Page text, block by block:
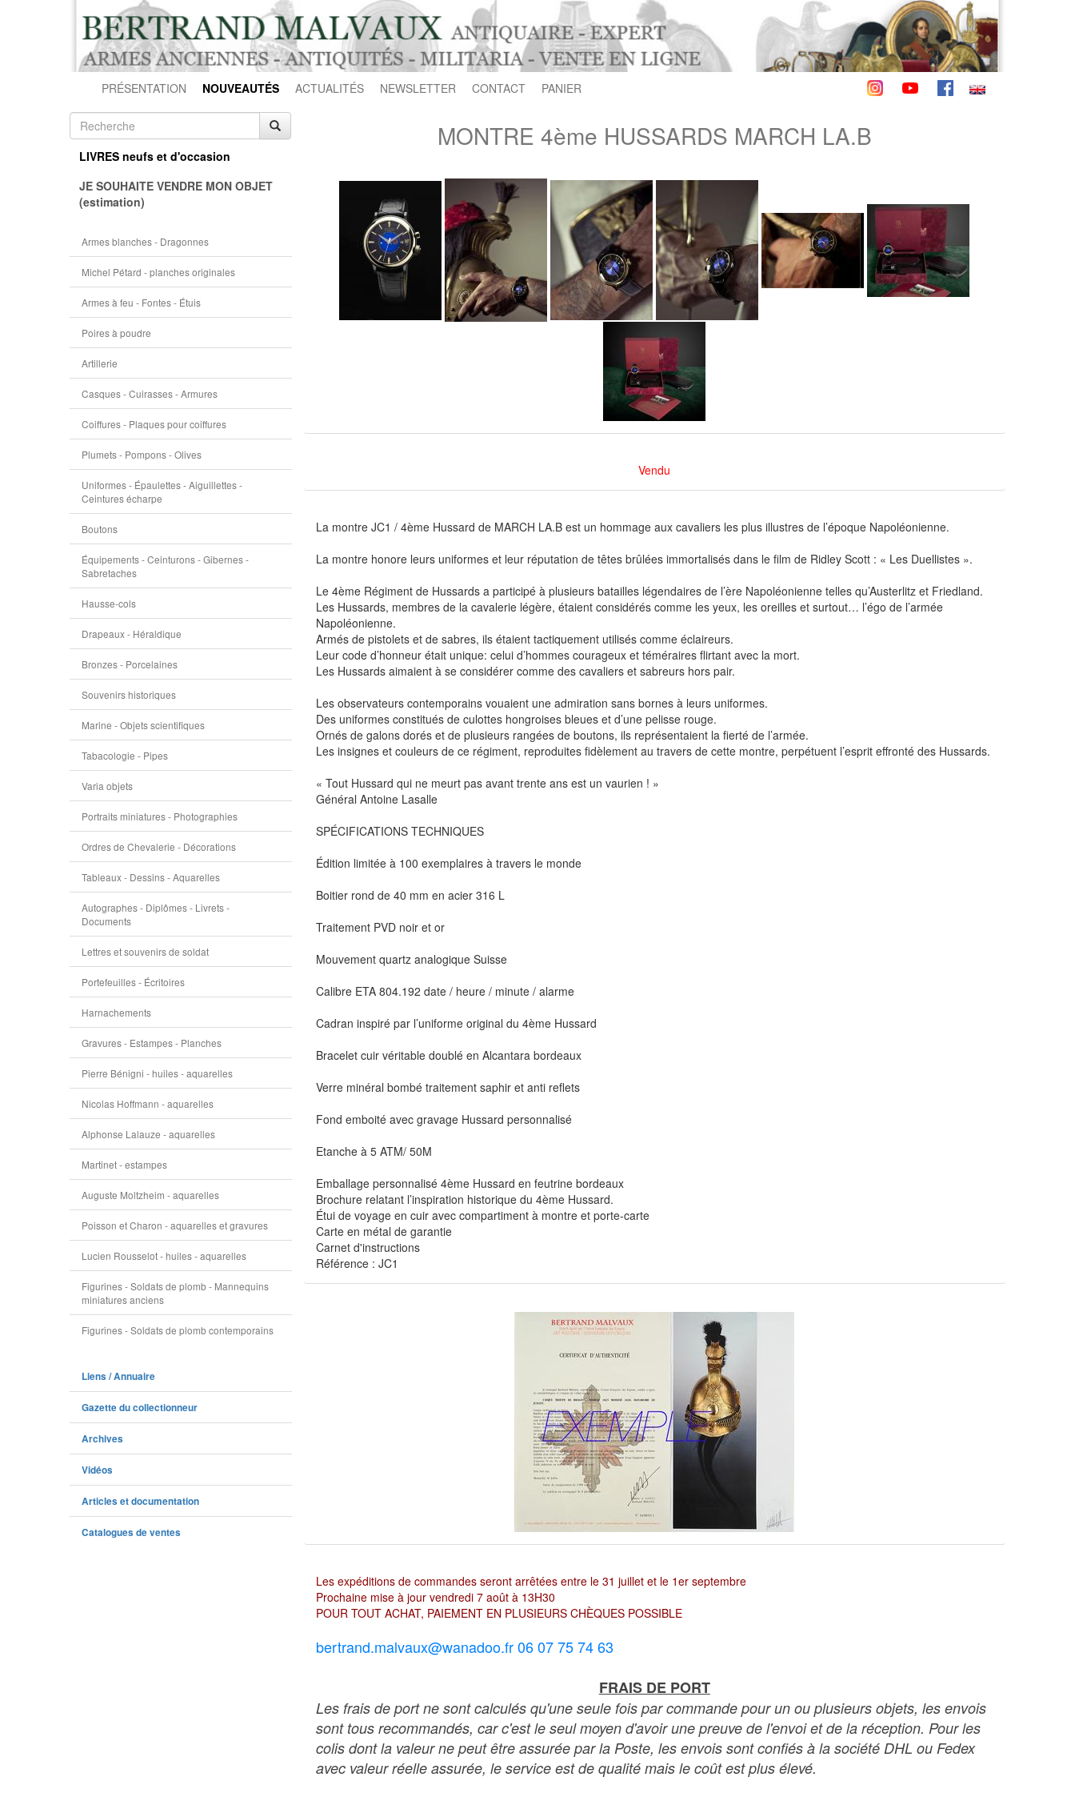
PRÉSENTATION NOUVEAUTÉS ACTUALITÉS NEWSLETTER CONTACT PANIER
LIVRES neufs et d'occasion
JE SOUHAITE VENDRE MON OBJET
(estimation)
Armes blanches - Dragonnes
Michel Pétard - planches originales
Armes à feu - Fontes - Étuis
Poires à poudre
Artillerie
Casques - Cuirasses - Armures
Coiffures - Plaques pour coiffures
Plumets - Pompons - Olives
Uniformes - Épaulettes - Aiguillettes -
Ceintures écharpe
Boutons
Équipements - Ceinturons - Gibernes -
Sabretaches
Hausse-cols
Drapeaux - Héraldique
Bronzes - Porcelaines
Souvenirs historiques
Marine - Objets scientifiques
Tabacologie - Pipes
Varia objets
Portraits miniatures - Photographies
Ordres de Chevalerie - Décorations
Tableaux - Dessins - Aquarelles
Autographes - Diplômes - Livrets -
Documents
Lettres et souvenirs de soldat
Portefeuilles - Écritoires
Harnachements
Gravures - Estampes - Planches
Pierre Bénigni - huiles - aquarelles
Nicolas Hoffmann - aquarelles
Alphonse Lalauze - aquarelles
Martinet - estampes
Auguste Moltzheim - aquarelles
Poisson et Charon - aquarelles et gravures
Lucien Rousselot - huiles - aquarelles
Figurines - Soldats de plomb - Mannequins
miniatures anciens
Figurines - Soldats de plomb contemporains
Liens / Annuaire
Gazette du collectionneur
Archives
Vidéos
Articles et documentation
Catalogues de ventes
MONTRE 4ème HUSSARDS MARCH LA.B
Vendu
La montre JC1 / 4ème Hussard de MARCH LA.B est un hommage aux cavaliers les plus illustres de l’époque Napoléonienne.
La montre honore leurs uniformes et leur réputation de têtes brûlées immortalisés dans le film de Ridley Scott : « Les Duellistes ».
Le 4ème Régiment de Hussards a participé à plusieurs batailles légendaires de l’ère Napoléonienne telles qu’Austerlitz et Friedland.
Les Hussards, membres de la cavalerie légère, étaient considérés comme les yeux, les oreilles et surtout… l’égo de l’armée
Napoléonienne.
Armés de pistolets et de sabres, ils étaient tactiquement utilisés comme éclaireurs.
Leur code d’honneur était unique: celui d’hommes courageux et téméraires flirtant avec la mort.
Les Hussards aimaient à se considérer comme des cavaliers et sabreurs hors pair.
Les observateurs contemporains vouaient une admiration sans bornes à leurs uniformes.
Des uniformes constitués de culottes hongroises bleues et d’une pelisse rouge.
Ornés de galons dorés et de plusieurs rangées de boutons, ils représentaient la fierté de l’armée.
Les insignes et couleurs de ce régiment, reproduites fidèlement au travers de cette montre, perpétuent l’esprit effronté des Hussards.
« Tout Hussard qui ne meurt pas avant trente ans est un vaurien ! »
Général Antoine Lasalle
SPÉCIFICATIONS TECHNIQUES
Édition limitée à 100 exemplaires à travers le monde
Boitier rond de 40 mm en acier 316 L
Traitement PVD noir et or
Mouvement quartz analogique Suisse
Calibre ETA 804.192 date / heure / minute / alarme
Cadran inspiré par l’uniforme original du 4ème Hussard
Bracelet cuir véritable doublé en Alcantara bordeaux
Verre minéral bombé traitement saphir et anti reflets
Fond emboité avec gravage Hussard personnalisé
Etanche à 5 ATM/ 50M
Emballage personnalisé 4ème Hussard en feutrine bordeaux
Brochure relatant l’inspiration historique du 4ème Hussard.
Étui de voyage en cuir avec compartiment à montre et porte-carte
Carte en métal de garantie
Carnet d'instructions
Référence : JC1
Les expéditions de commandes seront arrêtées entre le 31 juillet et le 1er septembre
Prochaine mise à jour vendredi 7 août à 13H30
POUR TOUT ACHAT, PAIEMENT EN PLUSIEURS CHÈQUES POSSIBLE
bertrand.malvaux@wanadoo.fr 06 07 75 74 63
FRAIS DE PORT
Les frais de port ne sont calculés qu'une seule fois par commande pour un ou plusieurs objets, les envois
sont tous recommandés, car c'est le seul moyen d'avoir une preuve de l'envoi et de la réception. Pour les
colis dont la valeur ne peut être assurée par la Poste, les envois sont confiés à la société DHL ou Fedex
avec valeur réelle assurée, le service est de qualité mais le coût est plus élevé.